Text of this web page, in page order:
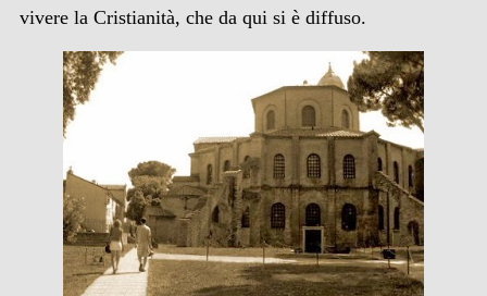
vivere la Cristianità, che da qui si è diffuso.